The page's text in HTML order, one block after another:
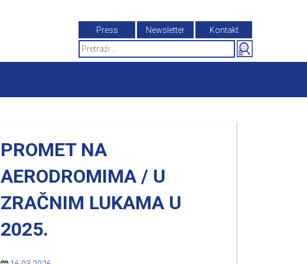
Press Newsletter
Kontakt
Search
for:
PROMET NA
AERODROMIMA / U
ZRAČNIM LUKAMA U
2025.